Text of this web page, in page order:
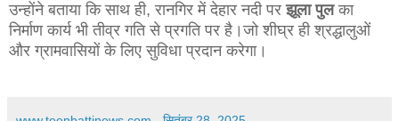
उन्होंने बताया कि साथ ही, रानगिर में देहार नदी पर झूला पुलका
निर्माण कार्य भी तीव्र गति से प्रगति पर है।जो शीघ्र ही श्रद्धालुओं
और ग्रामवासियों के लिए सुविधा प्रदान करेगा।